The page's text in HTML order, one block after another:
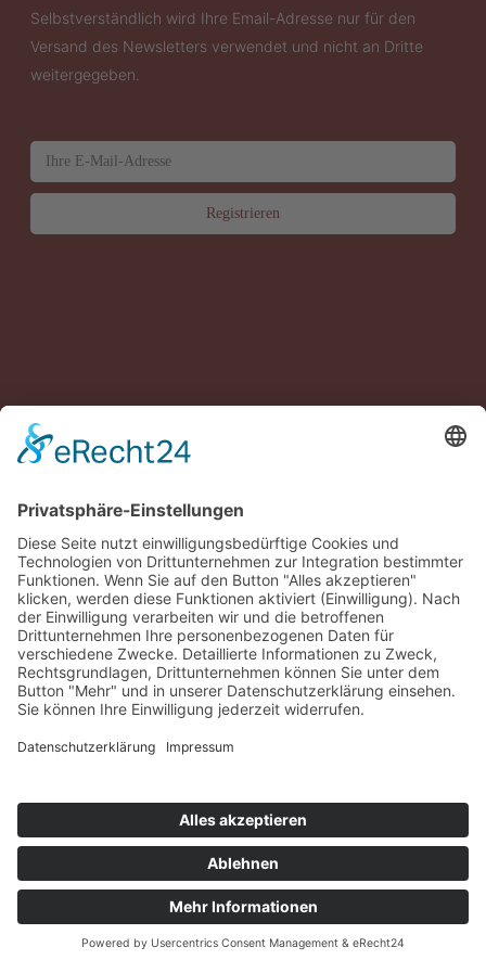
Über uns
Impressum
Datenschutz
© 2011 - 2026Tierschutz Spanien e.V.
Selbstverständlich wird Ihre Email-Adresse nur für den
Versand des Newsletters verwendet und nicht an Dritte
weitergegeben.
Folgen Sie uns: